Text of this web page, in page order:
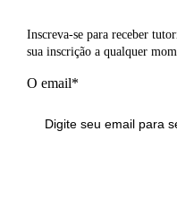
Inscreva-se para receber
sua inscrição a qualquer
O email*